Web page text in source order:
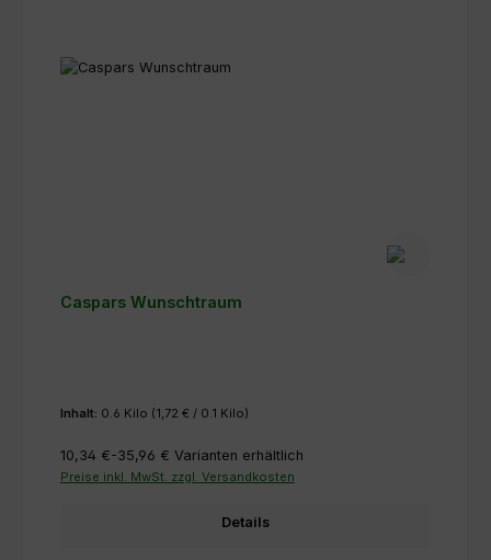
Caspars Wunschtraum
Inhalt: 0.6 Kilo (1,72 € / 0.1 Kilo)
10,34 €-35,96 € Varianten erhältlich
Preise inkl. MwSt. zzgl. Versandkosten
Details